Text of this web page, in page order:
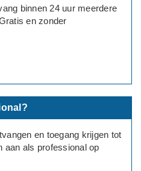
binnen 24 uur meerdere
en zonder
en toegang krijgen tot
aan als professional op